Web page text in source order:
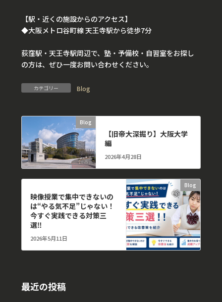
【駅・近くの施設からのアクセス】
◆大阪メトロ谷町線 天王寺駅から徒歩7分
荻窪駅・天王寺駅周辺で、塾・予備校・自習室をお探し
の方は、ぜひ一度お問い合わせください。
カテゴリー Blog
Blog
【旧帝大深掘り】大阪大学
編
2026年4月28日
Blog
映像授業で集中できないの
は“やる気不足”じゃない！
今すぐ実践できる対策三
選‼︎
2026年5月11日
最近の投稿